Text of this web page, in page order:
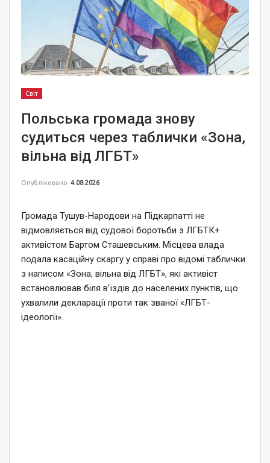
Світ
Польська громада знову
судиться через таблички «Зона,
вільна від ЛГБТ»
Опубліковано 4.08.2026
Громада Тушув-Народови на Підкарпатті не
відмовляється від судової боротьби з ЛГБТК+
активістом Бартом Сташевським. Місцева влада
подала касаційну скаргу у справі про відомі таблички
з написом «Зона, вільна від ЛГБТ», які активіст
встановлював біля в’їздів до населених пунктів, що
ухвалили декларації проти так званої «ЛГБТ-
ідеології».